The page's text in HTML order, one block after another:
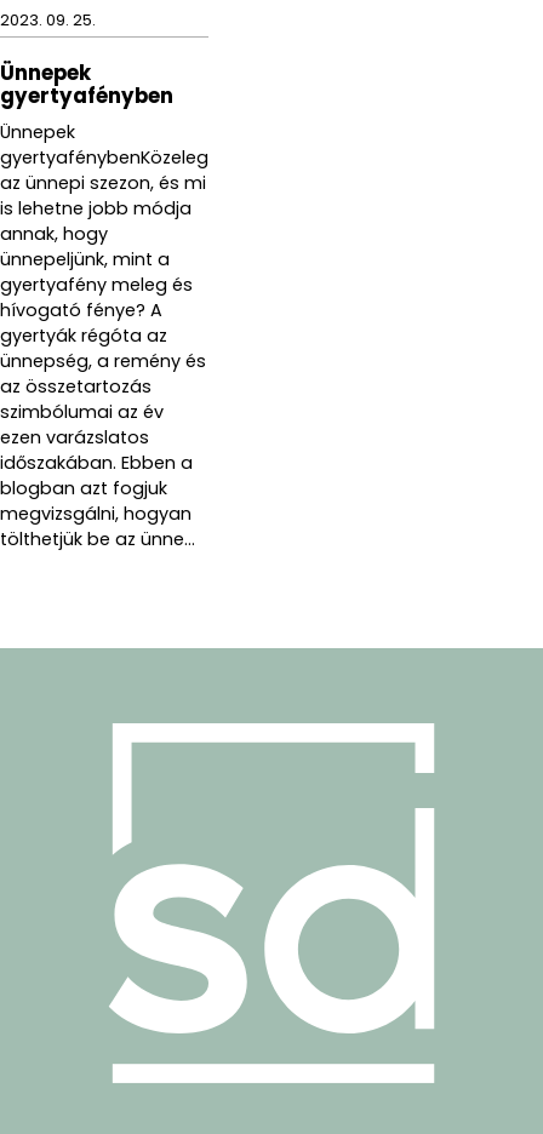
2023. 09. 25.
Ünnepek
gyertyafényben
Ünnepek
gyertyafénybenKözeleg
az ünnepi szezon, és mi
is lehetne jobb módja
annak, hogy
ünnepeljünk, mint a
gyertyafény meleg és
hívogató fénye? A
gyertyák régóta az
ünnepség, a remény és
az összetartozás
szimbólumai az év
ezen varázslatos
időszakában. Ebben a
blogban azt fogjuk
megvizsgálni, hogyan
tölthetjük be az ünne...